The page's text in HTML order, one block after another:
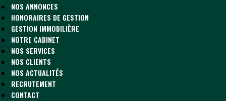
NOS ANNONCES
HONORAIRES DE GESTION
GESTION IMMOBILIÈRE
NOTRE CABINET
NOS SERVICES
NOS CLIENTS
NOS ACTUALITÉS
RECRUTEMENT
CONTACT